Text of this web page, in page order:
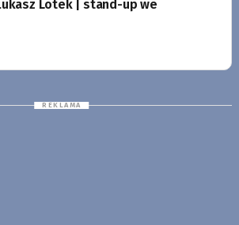
Lotek | stand-up we